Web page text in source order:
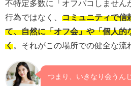
不特定多数に「オフパコしません
行為ではなく、 コミュニティで信
て、自然に「オフ会」や「個人的
く。それがこの場所での健全な流
つまり、いきなり会うん